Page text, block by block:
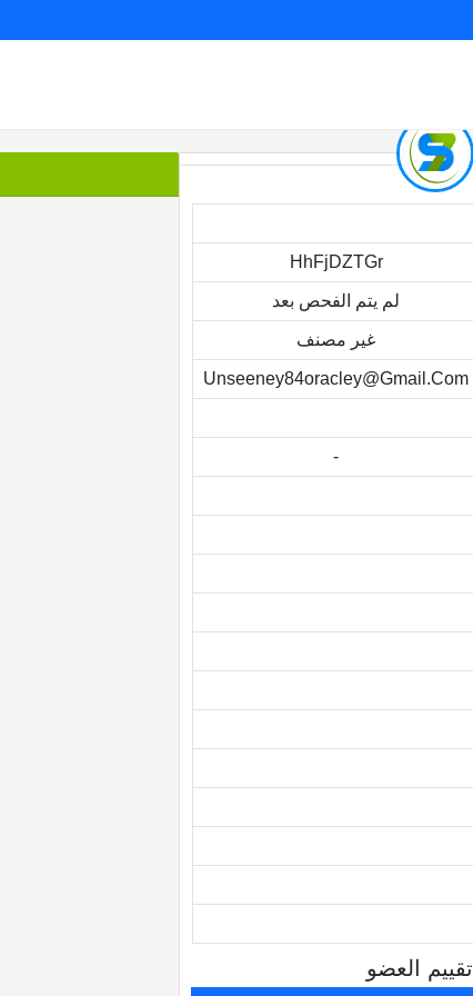
HhFjDZTGr
لم يتم الفحص بعد
غير مصنف
Unseeney84oracley@gmail.com
-
تقييم العضو